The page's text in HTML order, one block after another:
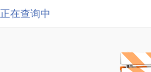
正在查询中